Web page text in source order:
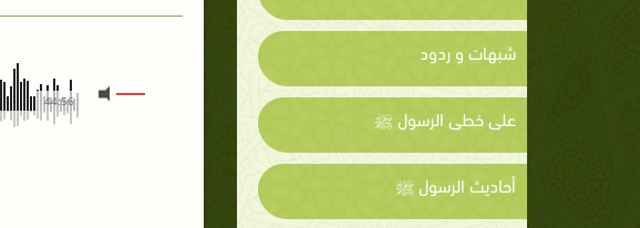
شبهات و ردود
على خطى الرسول ﷺ
أحاديث الرسول ﷺ
44:56